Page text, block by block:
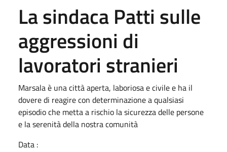
La sindaca Patti sulle
aggressioni di
lavoratori stranieri
Marsala è una città aperta, laboriosa e civile e ha il
dovere di reagire con determinazione a qualsiasi
episodio che metta a rischio la sicurezza delle persone
e la serenità della nostra comunità
Data :